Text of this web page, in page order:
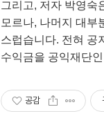
그리고, 저자 박영숙
모르나, 나머지 대부
스럽습니다. 전혀 공
수익금을 공익재단
공감